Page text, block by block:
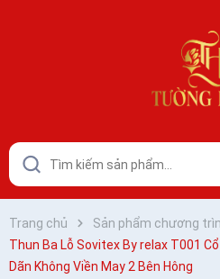
Trang chủ Sản phẩm chương
Thun Ba Lỗ Sovitex By relax T001
Dãn Không Viền May 2 Bên Hông